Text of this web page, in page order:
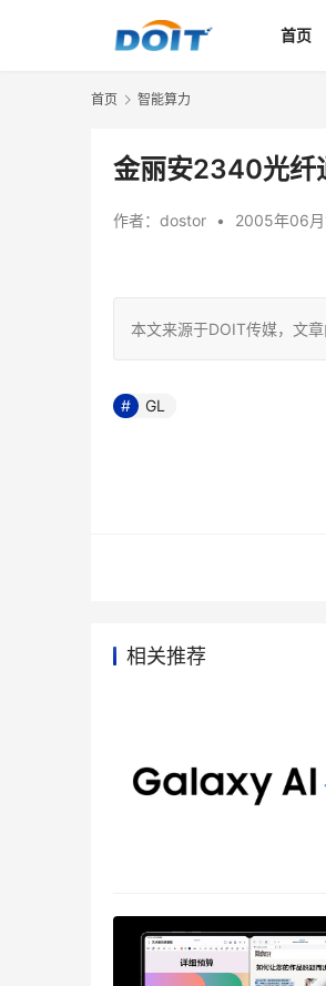
首页
首页 智能算力
金丽安2340光纤
作者： dostor • 2005年06月
本文来源于DOIT传媒，文
GL
相关推荐